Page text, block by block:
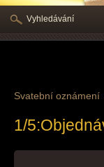
Svatební oznámení
1/5:
Vyhledávání